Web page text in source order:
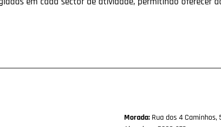
Morada: Rua dos 4 Caminhos,